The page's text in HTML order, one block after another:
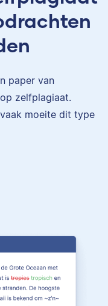
paper van
zelfplagiaat.
moeite dit type